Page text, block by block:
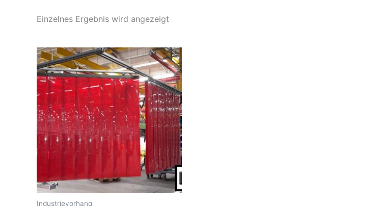
Einzelnes Ergebnis wird angezeigt
Industrievorhang